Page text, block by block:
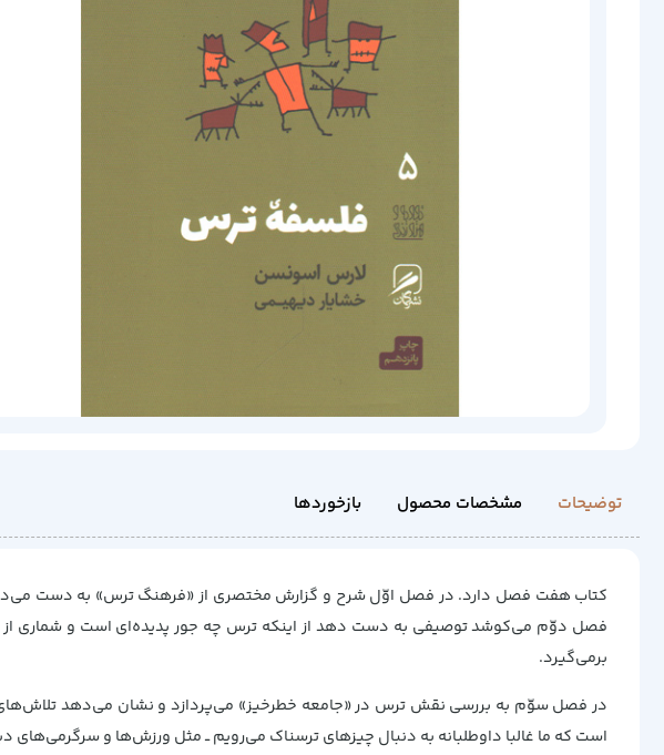
توضیحات مشخصات محصول بازخوردها
کتاب هفت فصل دارد. در فصل اوّل شرح و گزارش مختصری از «فرهنگ ترس» به دست
فصل دوّم می‌‌کوشد توصیفی به دست دهد از اینکه ترس چه جور پدیده‌‌ای است و شماری از
برمی‌‌گیرد.
در فصل سوّم به بررسی نقش ترس در «جامعه خطرخیز» می‌‌پردازد و نشان می‌‌دهد تلاش‌های
است که ما غالبا داوطلبانه به دنبال چیزهای ترسناک می‌‌رویم ــ مثل ورزش‌ها و